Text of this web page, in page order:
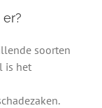
soorten
is het